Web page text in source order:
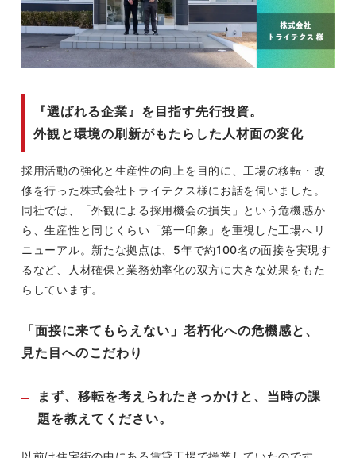
『選ばれる企業』を目指す先行投資。
外観と環境の刷新がもたらした人材面の変化
採用活動の強化と生産性の向上を目的に、工場の移転・改
修を行った株式会社トライテクス様にお話を伺いました。
同社では、「外観による採用機会の損失」という危機感か
ら、生産性と同じくらい「第一印象」を重視した工場へリ
ニューアル。新たな拠点は、5年で約100名の面接を実現す
るなど、人材確保と業務効率化の双方に大きな効果をもた
らしています。
「面接に来てもらえない」老朽化への危機感と、
見た目へのこだわり
まず、移転を考えられたきっかけと、当時の課
題を教えてください。